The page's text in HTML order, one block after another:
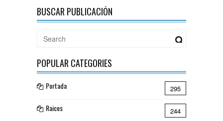
BUSCAR PUBLICACIÓN
POPULAR CATEGORIES
Portada 295
Raices 244